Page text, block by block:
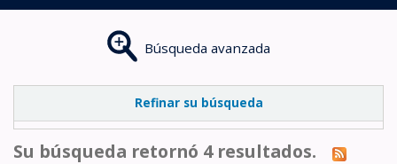
Búsqueda avanzada
Refinar su búsqueda
Su búsqueda retornó 4 resultados.